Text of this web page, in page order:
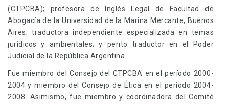
(CTPCBA); profesora de Inglés Legal de Facultad de
Abogacía de la Universidad de la Marina Mercante, Buenos
Aires; traductora independiente especializada en temas
jurídicos y ambientales; y perito traductor en el Poder
Judicial de la República Argentina.
Fue miembro del Consejo del CTPCBA en el período 2000-
2004 y miembro del Consejo de Ética en el período 2004-
2008. Asimismo, fue miembro y coordinadora del Comité